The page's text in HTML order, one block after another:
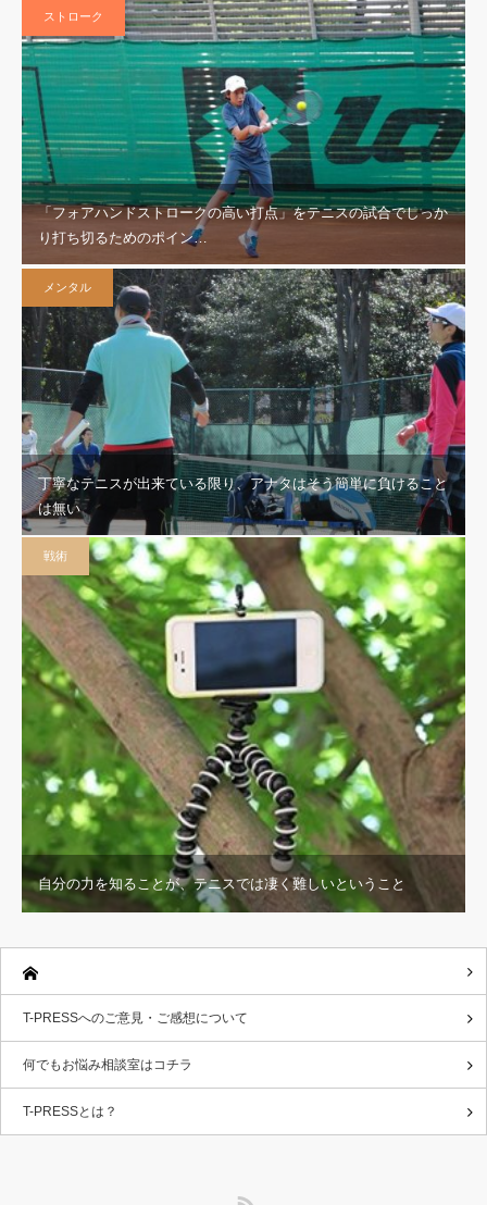
ストローク
「フォアハンドストロークの高い打点」をテニスの試合でしっか
り打ち切るためのポイン…
ボレー
フォアハンドのボレーで、「スライス回転をかけたいから手首で
こね回してしまう」人の…
メンタル
丁寧なテニスが出来ている限り、アナタはそう簡単に負けること
は無い
戦術
自分の力を知ることが、テニスでは凄く難しいということ
T-PRESSへのご意見・ご感想について
何でもお悩み相談室はコチラ
T-PRESSとは？